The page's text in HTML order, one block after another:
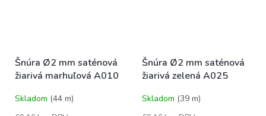
Šnúra Ø2 mm saténová
žiarivá marhuľová A010
Skladom (44 m)
Šnúra Ø2 mm saténová
žiarivá zelená A025
Skladom (39 m)